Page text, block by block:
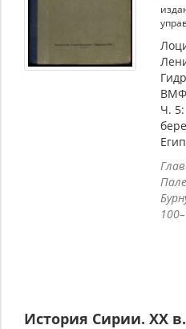
ВМФ
Ч.
История Сирии. XX в.